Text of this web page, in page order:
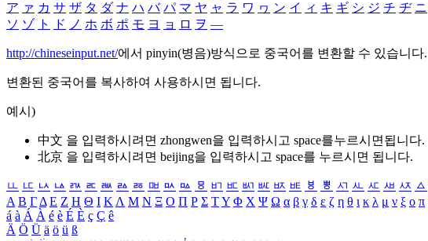
ア ァ カ サ ザ タ ダ ナ ハ バ パ マ ヤ ャ ラ ワ ヮ ン イ ィ キ ギ シ ジ チ ヂ ニ
ソ ゾ ト ド ノ ホ ボ ポ モ ヨ ョ ロ ヲ ―
http://chineseinput.net/에서 pinyin(병음)방식으로 중국어를 변환할 수 있습니다.
변환된 중국어를 복사하여 사용하시면 됩니다.
예시)
中文 을 입력하시려면 zhongwen을 입력하시고 space를누르시면됩니다.
北京 을 입력하시려면 beijing을 입력하시고 space를 누르시면 됩니다.
ㅥ ㅦ ㅧ ㅨ ㅩ ㅪ ㅫ ㅬ ㅭ ㅮ ㅯ ㅰ ㅱ ㅲ ㅳ ㅴ ㅵ ㅶ ㅷ ㅸ ㅹ ㅺ ㅻ ㅼ ㅽ ㅾ ㅿ
Α Β ΓΔ Ε Ζ Η Θ Ι ΚΛ Μ Ν Ξ Ο Π Ρ Σ ΤΥ Φ Χ Ψ Ω α β γ δ ε ζ η θ ι κ λ μ ν ξ ο π
á à Á À é è É È ç Ç ê
Ä Ö Ü ä ö ü ß